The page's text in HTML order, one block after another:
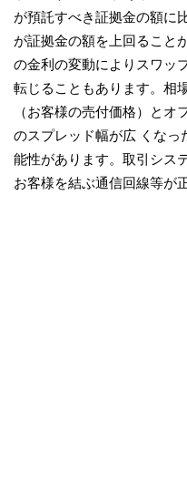
が預託すべき証拠金の額に
が証拠金の額を上回ること
の金利の変動によりスワッ
転じることもあります。相
（お客様の売付価格）とオ
のスプレッド幅が広 くな
能性があります。取引シス
お客様を結ぶ通信回線等が